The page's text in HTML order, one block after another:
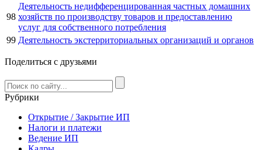
98
Деятельность недифференцированная частных домашних
хозяйств по производству товаров и предоставлению
услуг для собственного потребления
99 Деятельность экстерриториальных организаций и органов
Поделиться с друзьями
Рубрики
Открытие / Закрытие ИП
Налоги и платежи
Ведение ИП